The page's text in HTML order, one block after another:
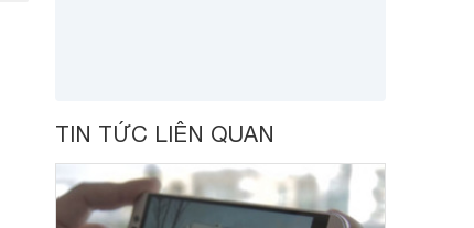
TIN TỨC LIÊN QUAN